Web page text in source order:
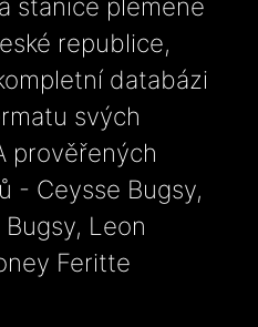
stanice plemene
republice,
databázi
svých
prověřených
- Ceysse Bugsy,
Leon
Feritte